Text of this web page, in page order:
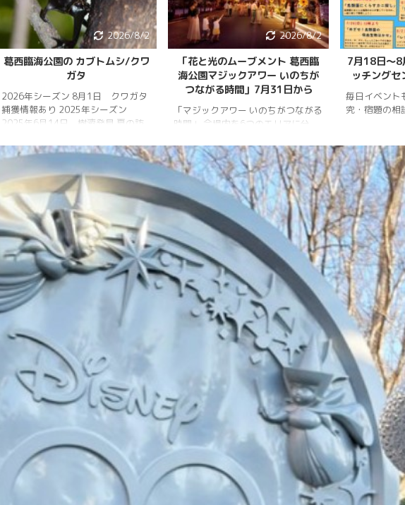
2026/8/2
葛西臨海公園の カブトムシ/クワ
ガタ
2026年シーズン 8月1日 クワガタ
捕獲情報あり 2025年シーズン
2025年6月14日 樹液発見 夏の訪
く、樹液の出方は低調。新水族園の
建設の影響もあってか、カブトム
シ・クワガタの確認情報はかなり減
りましたが、カブトムシ・ノコギリ
クワガタの情報がありました。しか
し、かなり個体数が減少していると
思われます。 2025年3月28日 冬
眠していたコクワガタ全員が目覚め
ました!! 2025年2月17日 冬眠して
いたコクワガタ♂が目覚めました!!
昆虫ゼリーを吸って ...
2026/8/2
「花と光のムーブメント 葛西臨
海公園マジックアワー いのちが
つながる時間」7月31日から
「マジックアワー いのちがつながる
時間」 会場内を6つのエリアに分
る空の色彩をイメージしたライトア
ップを展開。ライトアップの点灯時
間は18時～20時30分。 「フォト
スポット」（ひまわり畑内） 噴水
前中央園路の「Fresh Sun（爽やか
な陽）」 葛西臨海水族園入口前の演
出「Deep Sea Night（深海の夜）」
7月18日〜
ッチング
毎日イベン
究・宿題の相